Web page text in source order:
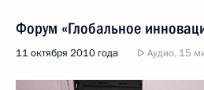
Форум «Глобальное
11 октября 2010 года Аудио, 15